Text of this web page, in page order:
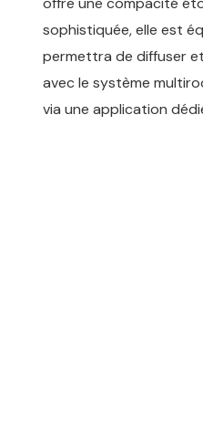
sophistiquée, elle est
permettra de diffuser
avec le système
via une application